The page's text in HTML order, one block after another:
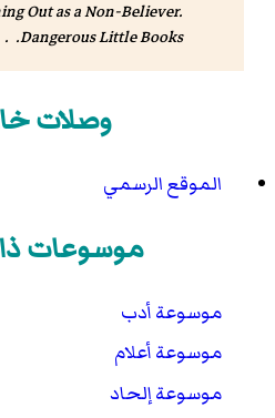
Out as a Non-Believer.
Dangerous Little Books. .
وصلات
الموقع الرسمي
موسوعات
موسوعة أدب
موسوعة أعلام
موسوعة إلحاد